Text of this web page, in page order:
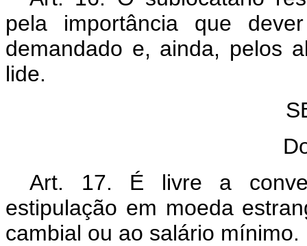
pela importância que
demandado e, ainda, pelos
lide.
Art. 17. É livre a
estipulação em moeda
cambial ou ao salário mínimo.